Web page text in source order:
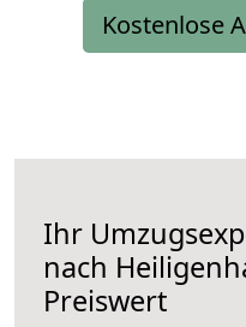
Kostenlose
Ihr
nach
Preiswert